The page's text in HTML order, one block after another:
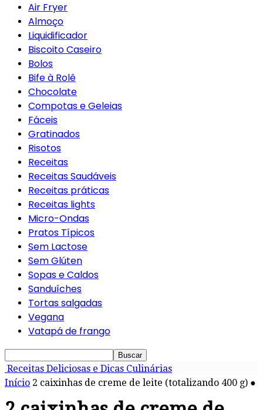
Air Fryer
Almoço
Liquidificador
Biscoito Caseiro
Bolos
Bife à Rolê
Chocolate
Compotas e Geleias
Fáceis
Gratinados
Risotos
Receitas
Receitas Saudáveis
Receitas práticas
Receitas lights
Micro-Ondas
Pratos Típicos
Sem Lactose
Sem Glúten
Sopas e Caldos
Sanduíches
Tortas salgadas
Vegana
Vatapá de frango
Receitas Deliciosas e Dicas Culinárias
Início 2 caixinhas de creme de leite (totalizando 400 g) ●